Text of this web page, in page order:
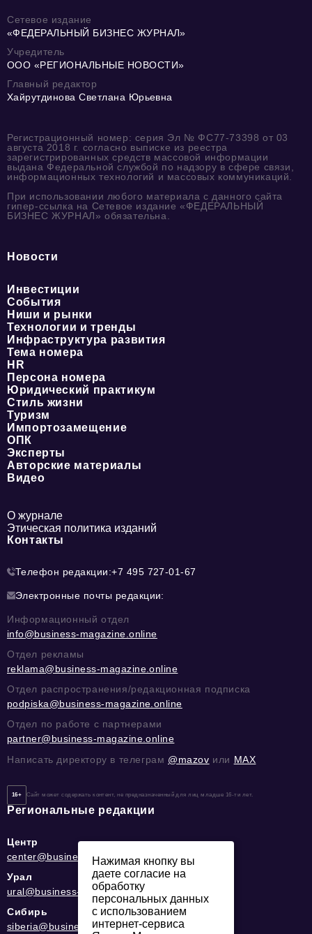
Сетевое издание
«ФЕДЕРАЛЬНЫЙ БИЗНЕС ЖУРНАЛ»
Учредитель
ООО «РЕГИОНАЛЬНЫЕ НОВОСТИ»
Главный редактор
Хайрутдинова Светлана Юрьевна
Регистрационный номер: серия Эл № ФС77-73398 от 03
августа 2018 г. согласно выписке из реестра
зарегистрированных средств массовой информации
выдана Федеральной службой по надзору в сфере связи,
информационных технологий и массовых коммуникаций.
При использовании любого материала с данного сайта
гипер-ссылка на Сетевое издание «ФЕДЕРАЛЬНЫЙ
БИЗНЕС ЖУРНАЛ» обязательна.
Новости
Инвестиции
События
Ниши и рынки
Технологии и тренды
Инфраструктура развития
Тема номера
HR
Персона номера
Юридический практикум
Стиль жизни
Туризм
Импортозамещение
ОПК
Эксперты
Авторские материалы
Видео
О журнале
Этическая политика изданий
Контакты
Телефон редакции:+7 495 727-01-67
Электронные почты редакции:
Информационный отдел
info@business-magazine.online
Отдел рекламы
reklama@business-magazine.online
Отдел распространения/редакционная подписка
podpiska@business-magazine.online
Отдел по работе с партнерами
partner@business-magazine.online
Написать директору в телеграм @mazov или MAX
16+ Сайт может содержать контент, не предназначенный для лиц младше 16-ти лет.
Региональные редакции
Центр
center@business-magazine.online
Урал
ural@business-magazine.online
Сибирь
siberia@business-magazine.online
Нажимая кнопку вы
даете согласие на
обработку
персональных данных
с использованием
интернет-сервиса